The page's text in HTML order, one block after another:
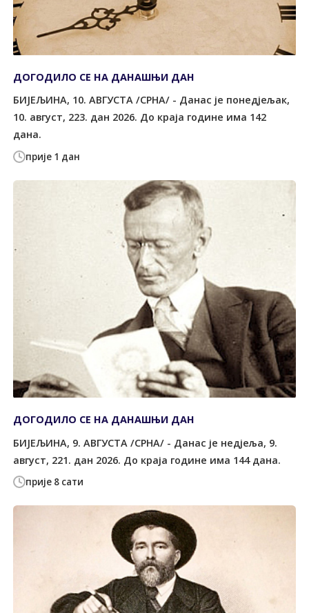
прије 1 дан
ДОГОДИЛО СЕ НА ДАНАШЊИ ДАН
БИЈЕЉИНА, 10. АВГУСТА /СРНА/ - Данас је понедјељак,
10. август, 223. дан 2026. До краја године има 142
дана.
прије 8 сати
ДОГОДИЛО СЕ НА ДАНАШЊИ ДАН
БИЈЕЉИНА, 9. АВГУСТА /СРНА/ - Данас је недјеља, 9.
август, 221. дан 2026. До краја године има 144 дана.